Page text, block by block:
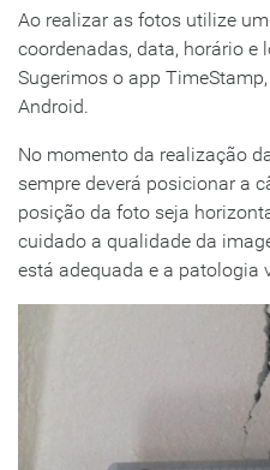
Ao realizar as fotos utilize
coordenadas, data, horário e
Sugerimos o app
Android.
No momento da realização
sempre deverá posicionar a
posição da foto seja
cuidado a qualidade da
está adequada e a patologia